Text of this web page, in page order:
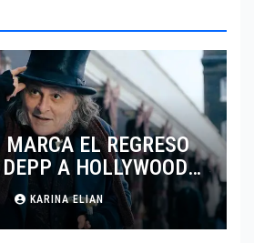
MARCA EL REGRESO
A HOLLYWOOD
POR EL CINE
EUROPEO
KARINA ELIAN